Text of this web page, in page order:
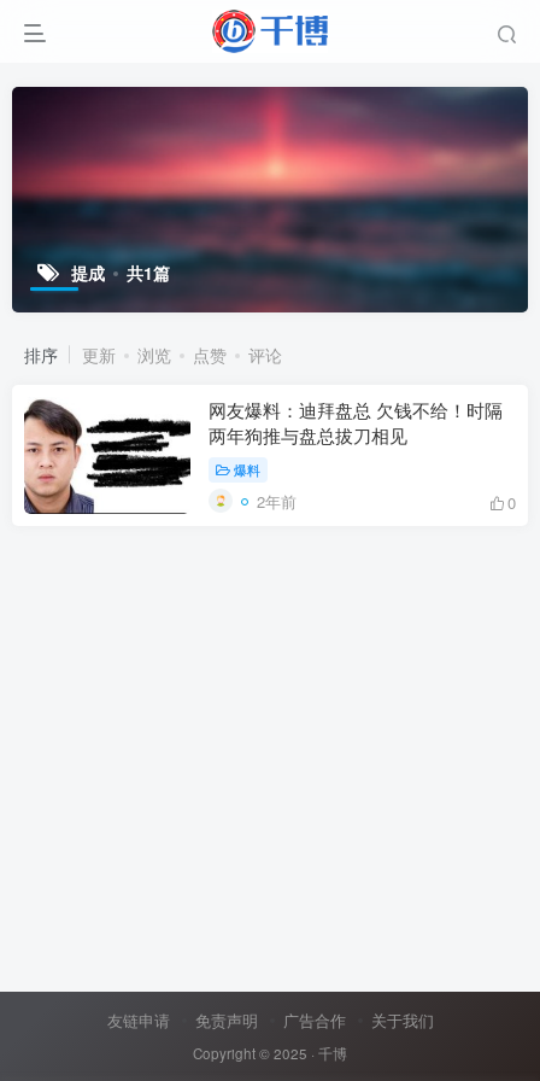
提成 共1篇
排序 更新 浏览 点赞 评论
网友爆料：迪拜盘总 欠钱不给！时隔
两年狗推与盘总拔刀相见
爆料
2年前 0
友链申请 免责声明 广告合作 关于我们
Copyright © 2025 · 千博